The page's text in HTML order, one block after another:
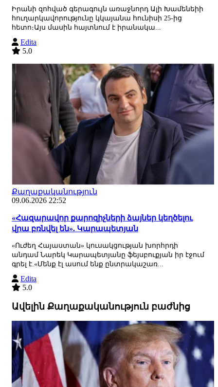
Իրանի զոհված գերագույն առաջնորդ Ալի Խամենեիի
հուղարկավորությունը կկայանա հունիսի 25-ից
հետո։Այս մասին հայտնում է իրանակա...
Edita
5.0
Քաղաքականություն
09.06.2026 22:52
«Հազարավոր քարոզիչների ձայներ կեղծելու
վրա բռնվել են». Կարապետյան
«Ուժեղ Հայաստան» կուսակցության խորհրդի
անդամ Նարեկ Կարապետյանը ֆեյսբուքյան իր էջում
գրել է.«Մենք էլ ասում ենք ընտրակաշառ...
Edita
5.0
Ավելին Քաղաքականություն բաժնից